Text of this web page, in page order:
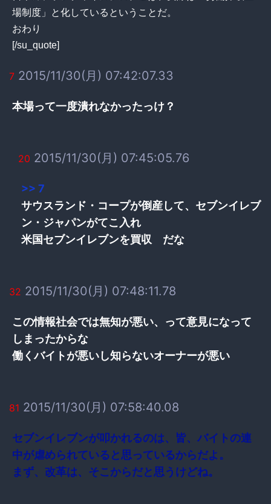
場制度」と化しているということだ。
おわり
[/su_quote]
7 2015/11/30(月) 07:42:07.33
本場って一度潰れなかったっけ？
20 2015/11/30(月) 07:45:05.76
>> 7
サウスランド・コープが倒産して、セブンイレブ
ン・ジャパンがてこ入れ
米国セブンイレブンを買収 だな
32 2015/11/30(月) 07:48:11.78
この情報社会では無知が悪い、って意見になって
しまったからな
働くバイトが悪いし知らないオーナーが悪い
81 2015/11/30(月) 07:58:40.08
セブンイレブンが叩かれるのは、皆、バイトの連
中が虐められていると思っているからだよ。
まず、改革は、そこからだと思うけどね。